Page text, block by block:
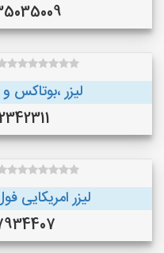
09035035009
لیزر ،بوتاکس
لیزر امریکایی